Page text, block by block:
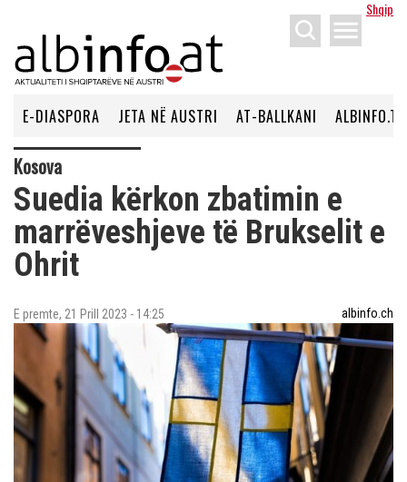
Shqip
menu
E-DIASPORA JETA NË AUSTRI AT-BALLKANI ALBINFO.TV
Kosova
Suedia kërkon zbatimin e
marrëveshjeve të Brukselit e
Ohrit
E premte, 21 Prill 2023 - 14:25 albinfo.ch